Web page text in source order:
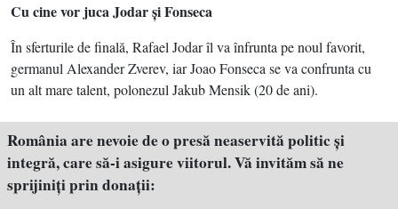
Cu cine vor juca Jodar şi Fonseca
În sferturile de finală, Rafael Jodar îl va înfrunta pe noul favorit,
germanul Alexander Zverev, iar Joao Fonseca se va confrunta cu
un alt mare talent, polonezul Jakub Mensik (20 de ani).
România are nevoie de o presă neaservită politic şi
integră, care să-i asigure viitorul. Vă invităm să ne
sprijiniţi prin donaţii: